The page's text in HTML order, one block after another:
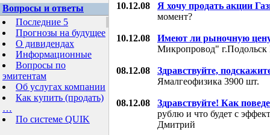
Вопросы и ответы
Последние 5
Прогнозы на будущее
О дивидендах
Информационные
Вопросы по
эмитентам
Об услугах компании
Как купить (продать)
…
По системе QUIK
10.12.08 Я хочу продать акции
момент?
10.12.08
Имеют ли рыночную
Микропровод"
08.12.08
Здравствуйте,
Ямалгеофизика 3900 шт.
08.12.08
Здравствуйте! Как
рублю и что будет с
Дмитрий